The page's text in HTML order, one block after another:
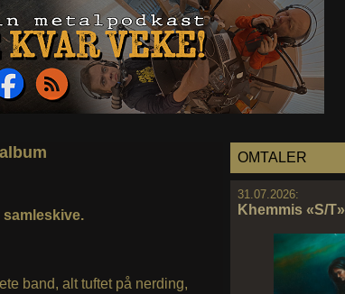
OMTALER
31.07.2026:
Khemmis «S/T»
band, alt tuftet på nerding,